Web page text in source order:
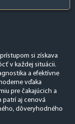
si získava
v každej situácii.
a efektívne
vďaka
pre čakajúcich a
patrí aj cenová
dôveryhodného